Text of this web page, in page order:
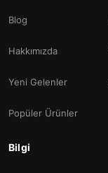
Blog
Hakkımızda
Yeni Gelenler
Popüler Ürünler
Bilgi